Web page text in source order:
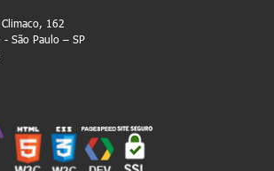
Climaco, 162
- São Paulo – SP